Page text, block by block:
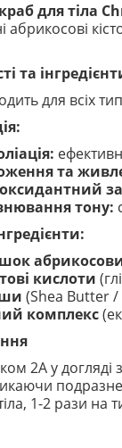
для тіла
абрикосові
та
для всіх
та
тону:
кислоти
(Shea Butter /
комплекс
2А у догляді
1-2 рази на